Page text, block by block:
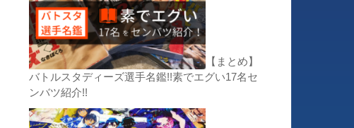
【まとめ】
バトルスタディーズ選手名鑑!!素でエグい17名セ
ンバツ紹介!!